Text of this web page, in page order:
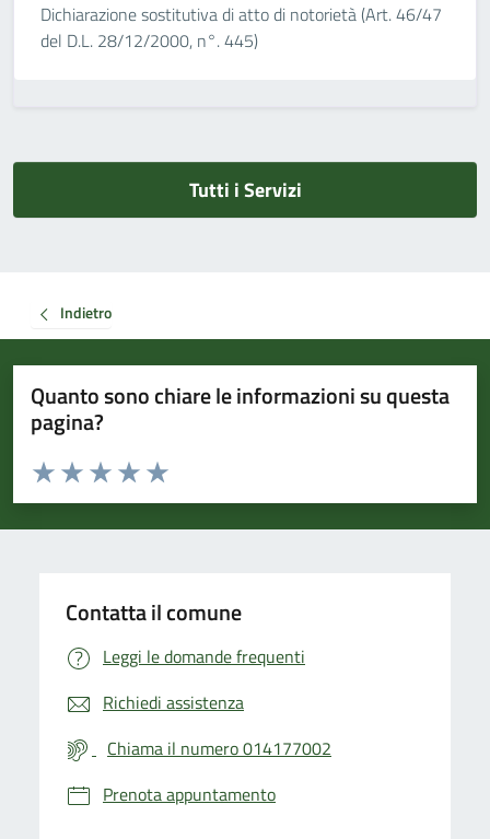
Dichiarazione sostitutiva di atto di notorietà (Art. 46/47
del D.L. 28/12/2000, n°. 445)
Tutti i Servizi
Indietro
Quanto sono chiare le informazioni su questa
pagina?
Valuta da 1 a 5 stelle la pagina
Valuta 5 stelle su 5
Valuta 4 stelle su 5
Valuta 3 stelle su 5
Valuta 2 stelle su 5
Valuta 1 stelle su 5
Contatta il comune
Leggi le domande frequenti
Richiedi assistenza
Chiama il numero 014177002
Prenota appuntamento